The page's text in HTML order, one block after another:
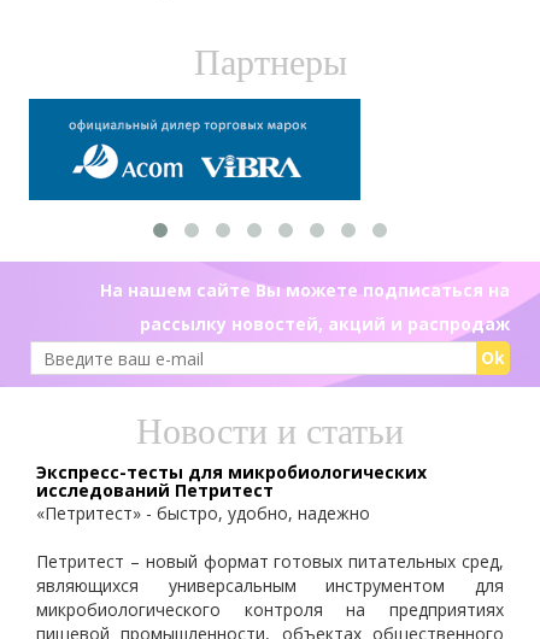
Партнеры
На нашем сайте Вы можете подписаться на
рассылку новостей, акций и распродаж
Ok
Новости и статьи
Экспресс-тесты для микробиологических
исследований Петритест
«Петритест» - быстро, удобно, надежно
Петритест – новый формат готовых питательных сред,
являющихся универсальным инструментом для
микробиологического контроля на предприятиях
пищевой промышленности, объектах общественного